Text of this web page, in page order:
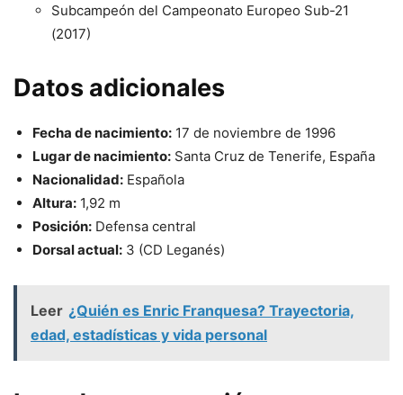
Subcampeón del Campeonato Europeo Sub-21
(2017)
Datos adicionales
Fecha de nacimiento: 17 de noviembre de 1996
Lugar de nacimiento: Santa Cruz de Tenerife, España
Nacionalidad: Española
Altura: 1,92 m
Posición: Defensa central
Dorsal actual: 3 (CD Leganés)
Leer ¿Quién es Enric Franquesa? Trayectoria,
edad, estadísticas y vida personal